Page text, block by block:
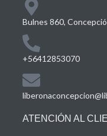
Bulnes 860,
+56412853070
ATENCIÓN AL